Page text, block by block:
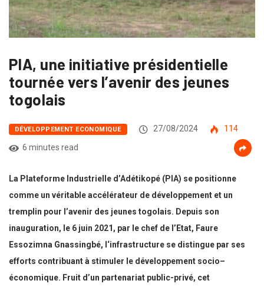
PIA, une initiative présidentielle
tournée vers l’avenir des jeunes
togolais
DÉVELOPPEMENT ECONOMIQUE 27/08/2024
114
6 minutes read
La Plateforme Industrielle d’Adétikopé (PIA) se positionne
comme un véritable accélérateur de développement et un
tremplin pour l’avenir des jeunes togolais. Depuis son
inauguration, le 6 juin 2021, par le chef de l’Etat, Faure
Essozimna Gnassingbé, l ‘infrastructure se distingue par ses
efforts contribuant à stimuler le développement socio–
économique. Fruit d’un partenariat public-privé, cet